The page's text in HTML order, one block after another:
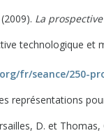
La
technologique et
fr/seance/250-
représentations
D. et